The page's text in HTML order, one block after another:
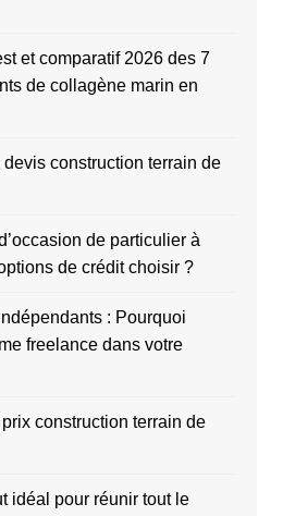
et comparatif 2026 des 7
de collagène marin en
construction terrain de
de particulier à
de crédit choisir ?
: Pourquoi
freelance dans votre
construction terrain de
idéal pour réunir tout le